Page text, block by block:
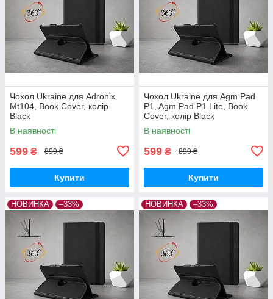
Чохол Ukraine для Adronix
Mt104, Book Cover, колір
Black
В наявності
599 ₴ 899 ₴
Купити
Чохол Ukraine для Agm Pad
P1, Agm Pad P1 Lite, Book
Cover, колір Black
В наявності
599 ₴ 899 ₴
Купити
НОВИНКА –33% НОВИНКА –33%